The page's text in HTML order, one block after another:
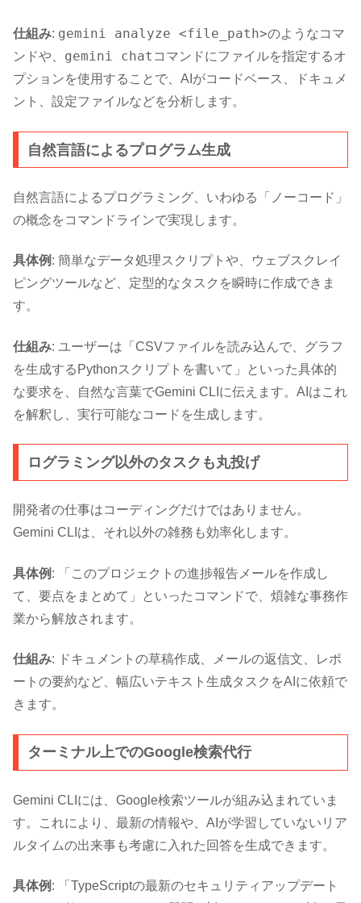
仕組み: gemini analyze <file_path>のようなコマ
ンドや、 gemini chat コマンドにファイルを指定するオ
プションを使用することで、AIがコードベース、ドキュメ
ント、設定ファイルなどを分析します。
自然言語によるプログラム生成
自然言語によるプログラミング、いわゆる「ノーコード」
の概念をコマンドラインで実現します。
具体例 : 簡単なデータ処理スクリプトや、ウェブスクレイ
ピングツールなど、定型的なタスクを瞬時に作成できま
す。
仕組み: ユーザーは「CSVファイルを読み込んで、グラフ
を生成するPythonスクリプトを書いて」といった具体的
な要求を、自然な言葉でGemini CLIに伝えます。AIはこれ
を解釈し、実行可能なコードを生成します。
ログラミング以外のタスクも丸投げ
開発者の仕事はコーディングだけではありません。
Gemini CLIは、それ以外の雑務も効率化します。
具体例 : 「このプロジェクトの進捗報告メールを作成し
て、要点をまとめて」といったコマンドで、煩雑な事務作
業から解放されます。
仕組み: ドキュメントの草稿作成、メールの返信文、レポ
ートの要約など、幅広いテキスト生成タスクをAIに依頼で
きます。
ターミナル上でのGoogle検索代行
Gemini CLIには、Google検索ツールが組み込まれていま
す。これにより、最新の情報や、AIが学習していないリア
ルタイムの出来事も考慮に入れた回答を生成できます。
具体例 : 「TypeScriptの最新のセキュリティアップデート